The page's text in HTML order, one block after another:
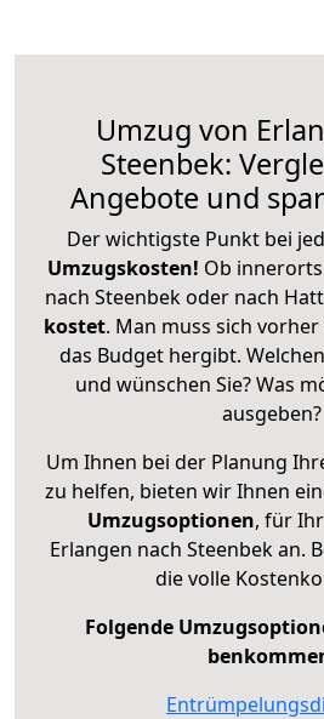
Umzug von
Steenbek:
Angebote und
Der wichtigste Punkt bei
Umzugskosten! Ob
nach Steenbek oder nach
kostet. Man muss sich
das Budget hergibt.
und wünschen Sie? Was
ausgeben?
Um Ihnen bei der Planung
zu helfen, bieten wir Ihnen
Umzugsoptionen, für
Erlangen nach Steenbek an.
die volle
Folgende